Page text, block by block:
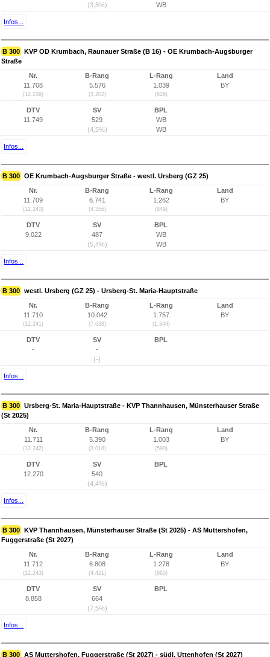
(3,8%)
WB
Infos...
B 300 KVP OD Krumbach, Raunauer Straße (B 16) - OE Krumbach-Augsburger
Straße
Nr.
11.708
(12.239)
B-Rang
5.576
(3.202)
L-Rang
1.039
(626)
Land
BY
DTV
11.749
SV
529
(4,5%)
BPL
WB
WB
Infos...
B 300 OE Krumbach-Augsburger Straße - westl. Ursberg (GZ 25)
Nr.
11.709
(12.240)
B-Rang
6.741
(4.356)
L-Rang
1.262
(849)
Land
BY
DTV
9.022
SV
487
(5,4%)
BPL
WB
WB
Infos...
B 300 westl. Ursberg (GZ 25) - Ursberg-St. Maria-Hauptstraße
Nr.
11.710
(12.241)
B-Rang
10.042
(7.638)
L-Rang
1.757
(1.344)
Land
BY
DTV
-
SV
-
(-)
BPL
Infos...
B 300 Ursberg-St. Maria-Hauptstraße - KVP Thannhausen, Münsterhauser Straße
(St 2025)
Nr.
11.711
(12.242)
B-Rang
5.390
(3.018)
L-Rang
1.003
(590)
Land
BY
DTV
12.270
SV
540
(4,4%)
BPL
Infos...
B 300 KVP Thannhausen, Münsterhauser Straße (St 2025) - AS Muttershofen,
Fuggerstraße (St 2027)
Nr.
11.712
(12.243)
B-Rang
6.808
(4.421)
L-Rang
1.278
(865)
Land
BY
DTV
8.858
SV
664
(7,5%)
BPL
Infos...
B 300 AS Muttershofen, Fuggerstraße (St 2027) - südl. Uttenhofen (St 2027)